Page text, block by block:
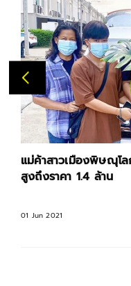
แม่ค้าสาวเมืองพิษณุโ
สูงถึงราคา 1.4 ล้าน
01 Jun 2021